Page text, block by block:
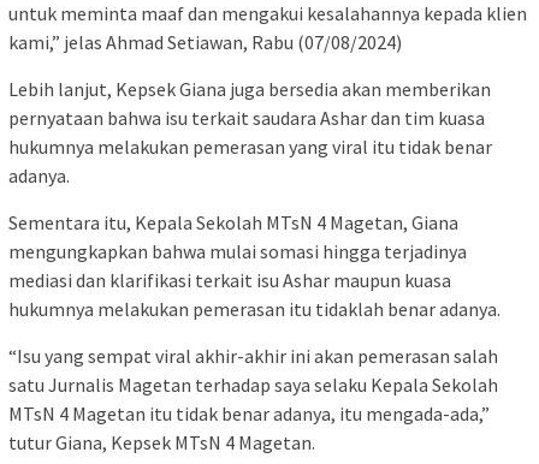
untuk meminta maaf dan mengakui kesalahannya kepada klien
kami,” jelas Ahmad Setiawan, Rabu (07/08/2024)
Lebih lanjut, Kepsek Giana juga bersedia akan memberikan
pernyataan bahwa isu terkait saudara Ashar dan tim kuasa
hukumnya melakukan pemerasan yang viral itu tidak benar
adanya.
Sementara itu, Kepala Sekolah MTsN 4 Magetan, Giana
mengungkapkan bahwa mulai somasi hingga terjadinya
mediasi dan klarifikasi terkait isu Ashar maupun kuasa
hukumnya melakukan pemerasan itu tidaklah benar adanya.
“Isu yang sempat viral akhir-akhir ini akan pemerasan salah
satu Jurnalis Magetan terhadap saya selaku Kepala Sekolah
MTsN 4 Magetan itu tidak benar adanya, itu mengada-ada,”
tutur Giana, Kepsek MTsN 4 Magetan.